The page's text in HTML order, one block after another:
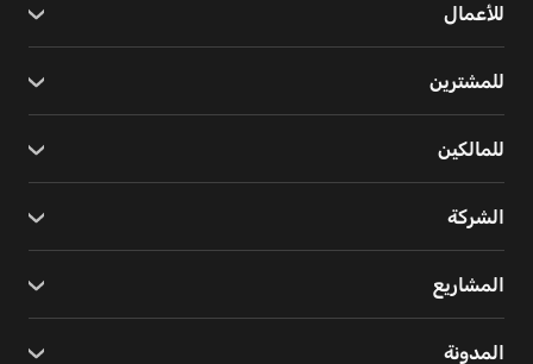
للأعمال
للمشترين
للمالكين
الشركة
المشاريع
المدونة